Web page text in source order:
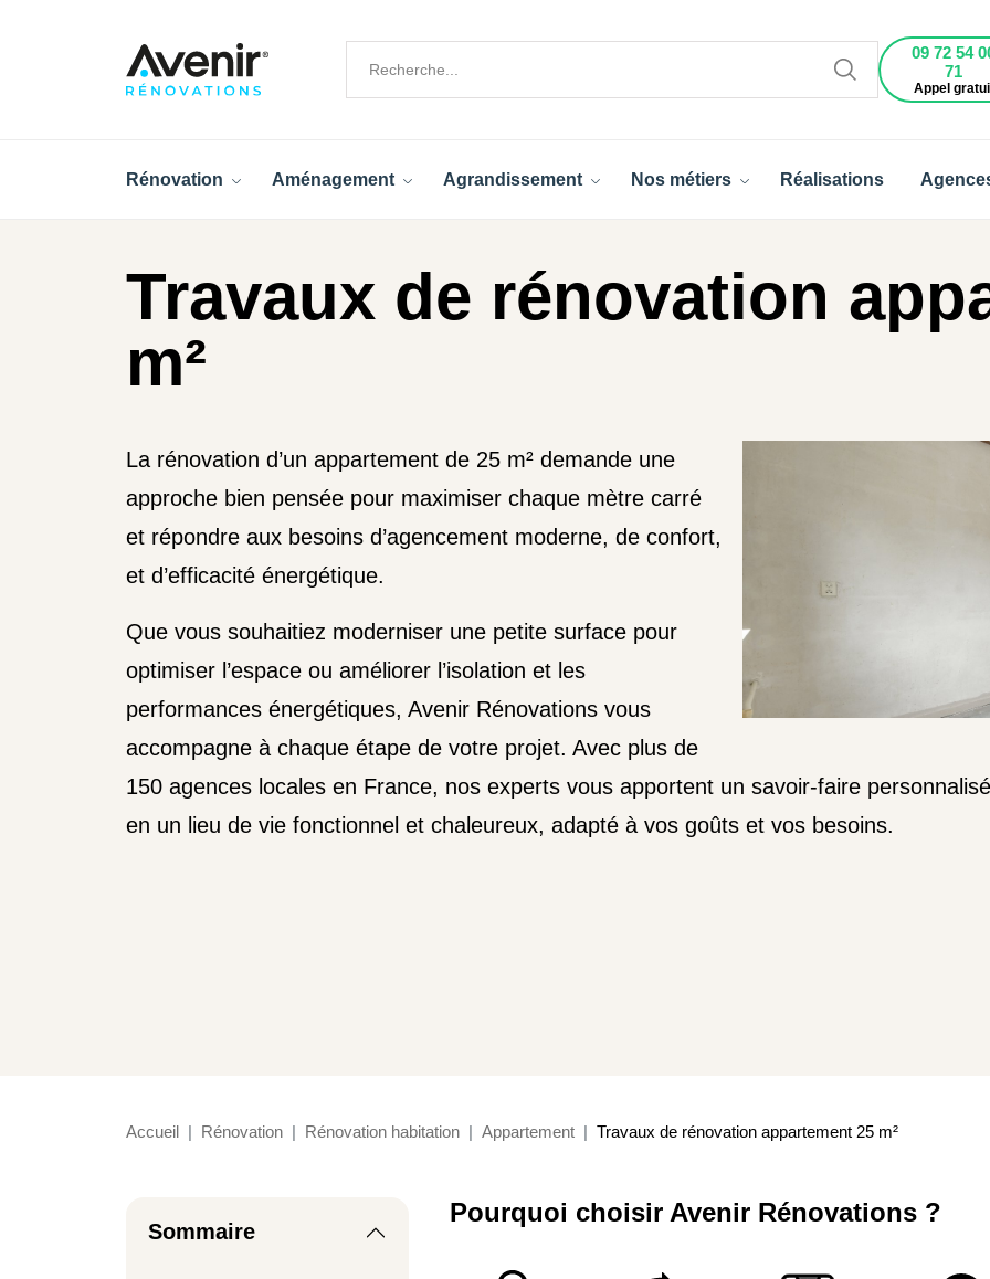
09 72 54
71
Appel
Rénovation Aménagement Agrandissement Nos métiers Réalisations
Travaux de rénovation
m²
La rénovation d’un appartement de 25 m² demande une
approche bien pensée pour maximiser chaque mètre carré
et répondre aux besoins d’agencement moderne, de confort,
et d’efficacité énergétique.
Que vous souhaitiez moderniser une petite surface pour
optimiser l’espace ou améliorer l’isolation et les
performances énergétiques, Avenir Rénovations vous
accompagne à chaque étape de votre projet. Avec plus de
150 agences locales en France, nos experts vous apportent un savoir-faire
en un lieu de vie fonctionnel et chaleureux, adapté à vos goûts et vos besoins.
Accueil Rénovation Rénovation habitation Appartement Travaux de rénovation appartement 25 m²
Sommaire
Pourquoi choisir Avenir Rénovations ?